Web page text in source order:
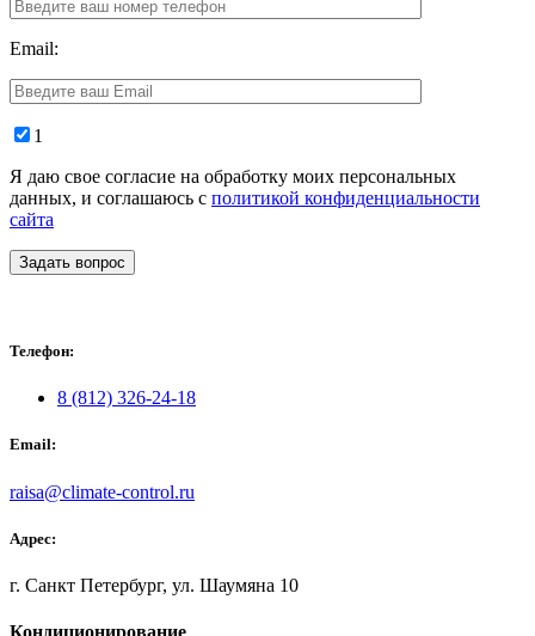
Email:
1
Я даю свое согласие на обработку моих персональных
данных, и соглашаюсь с политикой конфиденциальности
сайта
Задать вопрос
Телефон:
8 (812) 326-24-18
Email:
raisa@climate-control.ru
Адрес:
г. Санкт Петербург, ул. Шаумяна 10